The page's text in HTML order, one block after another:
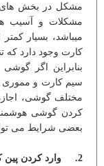
مشکل در بخش های
مشکلات و آسیب
میباشد، بسیار
کارت وجود دارد که
بنابراین اگر
سیم کارت و مموری
مختلف گوشی،
کردن گوشی هوشمند
بعضی شرایط می
2. وارد کردن پین کد اشتباهی